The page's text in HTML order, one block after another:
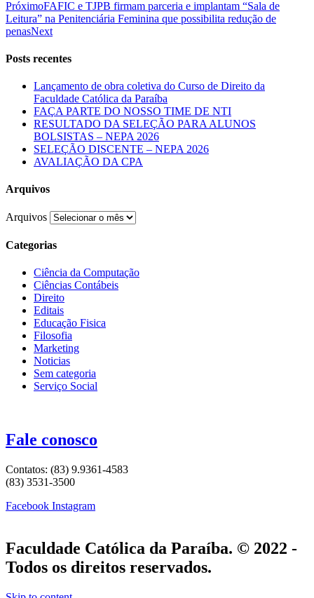
PróximoFAFIC e TJPB firmam parceria e implantam “Sala de
Leitura” na Penitenciária Feminina que possibilita redução de
penasNext
Posts recentes
Lançamento de obra coletiva do Curso de Direito da
Faculdade Católica da Paraíba
FAÇA PARTE DO NOSSO TIME DE NTI
RESULTADO DA SELEÇÃO PARA ALUNOS
BOLSISTAS – NEPA 2026
SELEÇÃO DISCENTE – NEPA 2026
AVALIAÇÃO DA CPA
Arquivos
Arquivos
Categorias
Ciência da Computação
Ciências Contábeis
Direito
Editais
Educação Fisica
Filosofia
Marketing
Noticias
Sem categoria
Serviço Social
Fale conosco
Contatos: (83) 9.9361-4583
(83) 3531-3500
Facebook Instagram
Faculdade Católica da Paraíba. © 2022 -
Todos os direitos reservados.